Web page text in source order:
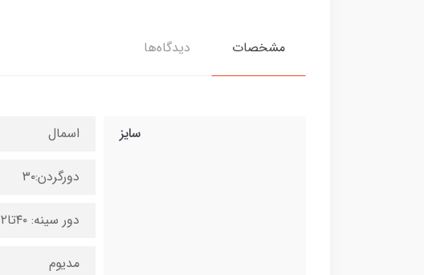
مشخصات دیدگاه‌ها
سایز اسمال
دورگردن:۳۰
دور سینه: ۴۰تا۶۲
مدیوم